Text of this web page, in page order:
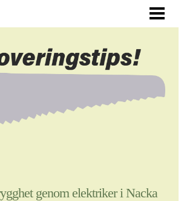
genom elektriker i Nacka